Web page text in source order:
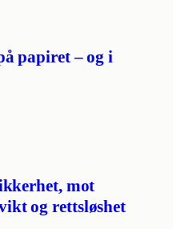
papiret – og i
mot
og rettsløshet